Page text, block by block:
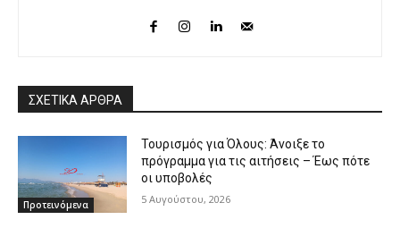
ΣΧΕΤΙΚΑ ΑΡΘΡΑ
Προτεινόμενα
Τουρισμός για Όλους: Άνοιξε το
πρόγραμμα για τις αιτήσεις – Έως πότε
οι υποβολές
5 Αυγούστου, 2026